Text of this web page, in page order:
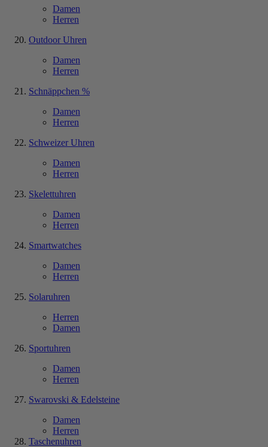
Damen
Herren
Outdoor Uhren
Damen
Herren
Schnäppchen %
Damen
Herren
Schweizer Uhren
Damen
Herren
Skelettuhren
Damen
Herren
Smartwatches
Damen
Herren
Solaruhren
Herren
Damen
Sportuhren
Damen
Herren
Swarovski & Edelsteine
Damen
Herren
Taschenuhren